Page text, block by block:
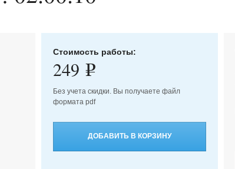
Стоимость работы:
249 e
Без учета скидки. Вы получаете файл
формата pdf
ДОБАВИТЬ В КОРЗИНУ